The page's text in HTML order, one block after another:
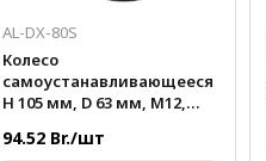
AL-DX-80S
Колесо
самоустанавливающееся
H 105 мм, D 63 мм, М12,
94.52 Br./шт